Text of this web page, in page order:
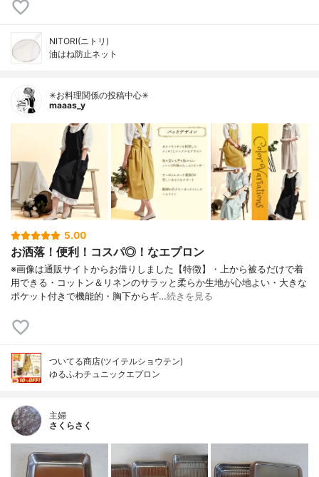
NITORI(ニトリ)
油はね防止ネット
✳お料理関係の投稿中心✳
maaas_y
5.00
お洒落！便利！コスパ◎！なエプロン
※画像は通販サイトからお借りしました【特徴】・上から被るだけで着
用できる・コットン＆リネンのサラッと柔らか生地が心地よい・大きな
ポケット付きで機能的・胸下からギ…続きを見る
ついてる商店(ツイテルショウテン)
ゆるふわチュニックエプロン
主婦
さくらさく